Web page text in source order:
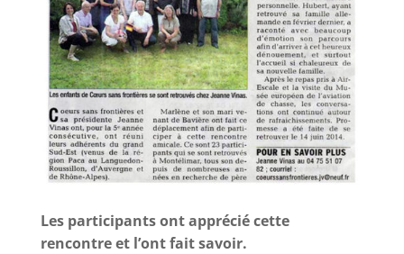
Les participants ont apprécié cette
rencontre et l’ont fait savoir.